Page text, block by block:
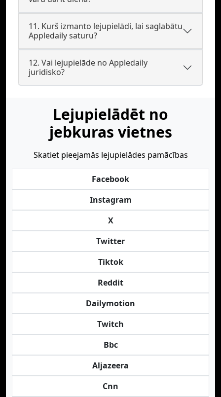
11. Kurš izmanto lejupielādi, lai saglabātu
Appledaily saturu?
12. Vai lejupielāde no Appledaily
juridisko?
Lejupielādēt no
jebkuras vietnes
Skatiet pieejamās lejupielādes pamācības
Facebook
Instagram
X
Twitter
Tiktok
Reddit
Dailymotion
Twitch
Bbc
Aljazeera
Cnn